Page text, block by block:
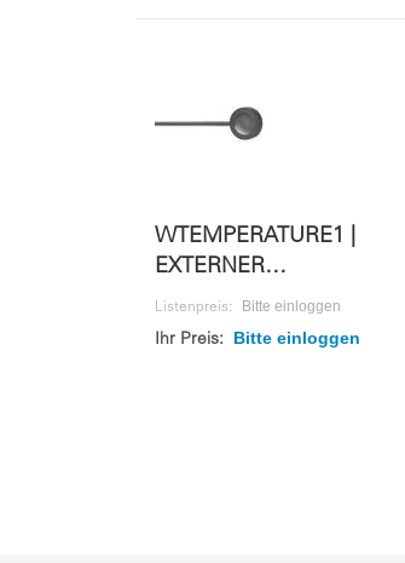
WTEMPERATURE1 |
EXTERNER
TEMPARATURSENSOR |
WS 10M
Listenpreis: Bitte einloggen
Ihr Preis: Bitte einloggen